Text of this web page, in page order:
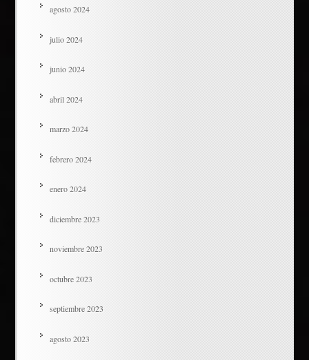
agosto 2024
julio 2024
junio 2024
abril 2024
marzo 2024
febrero 2024
enero 2024
diciembre 2023
noviembre 2023
octubre 2023
septiembre 2023
agosto 2023